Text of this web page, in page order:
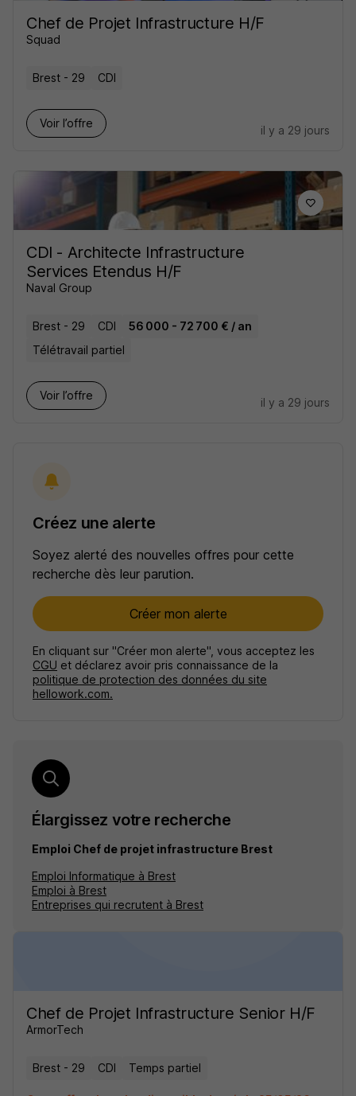
Chef de Projet Infrastructure H/F
Squad
Brest - 29 CDI
Voir l’offre
il y a 29 jours
CDI - Architecte Infrastructure
Services Etendus H/F
Naval Group
Brest - 29 CDI
56 000 - 72 700 € / an
Télétravail partiel
Voir l’offre
il y a 29 jours
Créez une alerte
Soyez alerté des nouvelles offres pour cette
recherche dès leur parution.
Créer mon alerte
En cliquant sur "Créer mon alerte", vous acceptez les
CGU et déclarez avoir pris connaissance de la
politique de protection des données du site
hellowork.com.
Élargissez votre recherche
Emploi Chef de projet infrastructure Brest
Emploi Informatique à Brest
Emploi à Brest
Entreprises qui recrutent à Brest
Chef de Projet Infrastructure Senior H/F
ArmorTech
Brest - 29 CDI Temps partiel